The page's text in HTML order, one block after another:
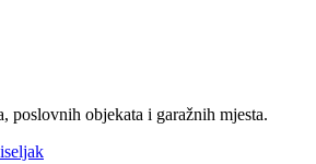
poslovnih objekata i garažnih mjesta.